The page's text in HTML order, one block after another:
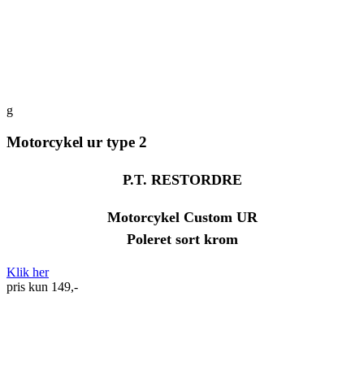
g
Motorcykel ur type 2
P.T. RESTORDRE
Motorcykel Custom UR
Poleret sort krom
Klik her
pris kun 149,-